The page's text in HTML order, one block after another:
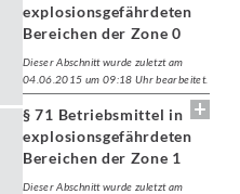
explosionsgefährdeten
Bereichen der Zone 0
Dieser Abschnitt wurde zuletzt am
04.06.2015 um 09:18 Uhr bearbeitet.
§ 71 Betriebsmittel in
explosionsgefährdeten
Bereichen der Zone 1
Dieser Abschnitt wurde zuletzt am